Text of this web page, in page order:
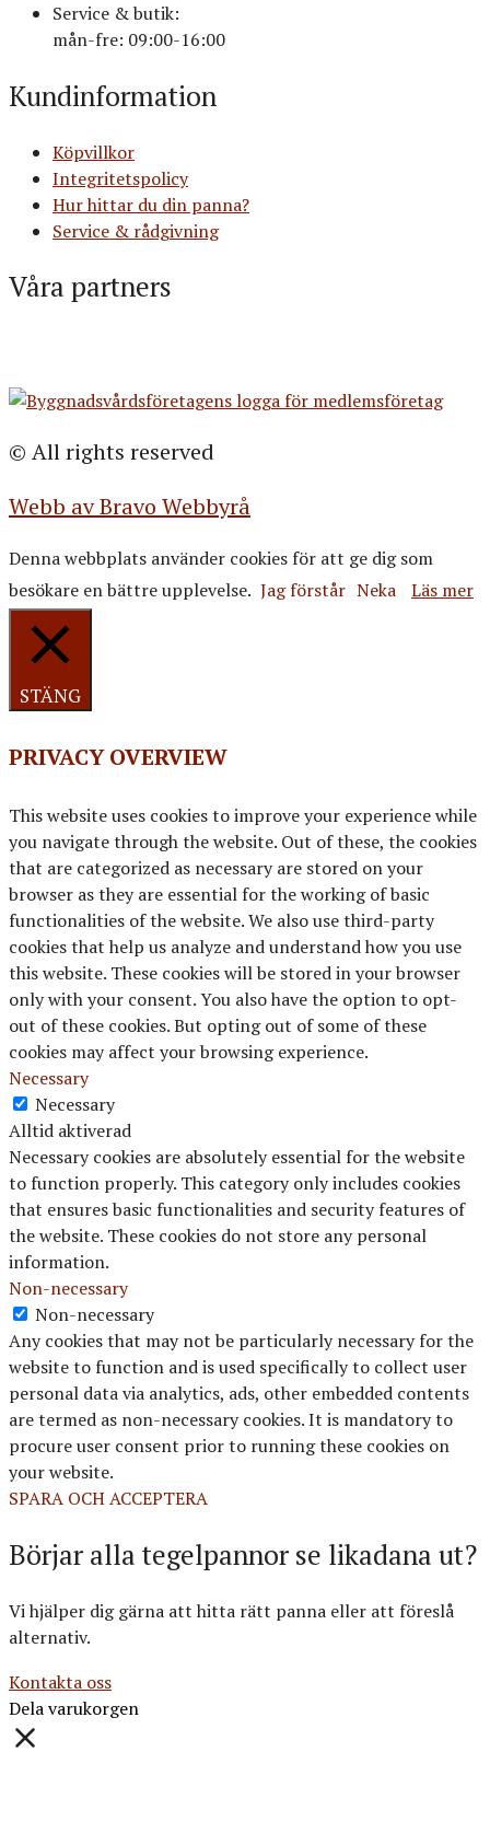
Service & butik:
mån-fre: 09:00-16:00
Kundinformation
Köpvillkor
Integritetspolicy
Hur hittar du din panna?
Service & rådgivning
Våra partners
© All rights reserved
Webb av Bravo Webbyrå
Denna webbplats använder cookies för att ge dig som
besökare en bättre upplevelse. Jag förstår Neka Läs mer
STÄNG
PRIVACY OVERVIEW
This website uses cookies to improve your experience while
you navigate through the website. Out of these, the cookies
that are categorized as necessary are stored on your
browser as they are essential for the working of basic
functionalities of the website. We also use third-party
cookies that help us analyze and understand how you use
this website. These cookies will be stored in your browser
only with your consent. You also have the option to opt-
out of these cookies. But opting out of some of these
cookies may affect your browsing experience.
Necessary
Necessary
Alltid aktiverad
Necessary cookies are absolutely essential for the website
to function properly. This category only includes cookies
that ensures basic functionalities and security features of
the website. These cookies do not store any personal
information.
Non-necessary
Non-necessary
Any cookies that may not be particularly necessary for the
website to function and is used specifically to collect user
personal data via analytics, ads, other embedded contents
are termed as non-necessary cookies. It is mandatory to
procure user consent prior to running these cookies on
your website.
SPARA OCH ACCEPTERA
Börjar alla tegelpannor se likadana ut?
Vi hjälper dig gärna att hitta rätt panna eller att föreslå
alternativ.
Kontakta oss
Dela varukorgen